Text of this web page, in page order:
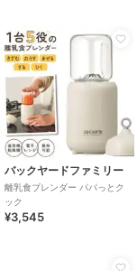
バックヤードファミリー
離乳食ブレンダー パパっとク
ック
¥3,545